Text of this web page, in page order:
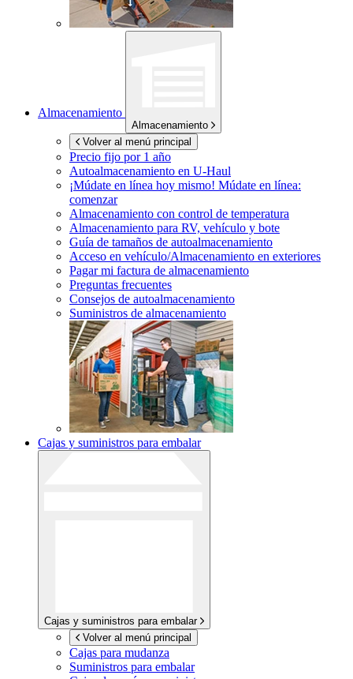
Almacenamiento
Almacenamiento
Volver al menú principal
Precio fijo por 1 año
Autoalmacenamiento en U-Haul
¡Múdate en línea hoy mismo! Múdate en línea:
comenzar
Almacenamiento con control de temperatura
Almacenamiento para RV, vehículo y bote
Guía de tamaños de autoalmacenamiento
Acceso en vehículo/Almacenamiento en exteriores
Pagar mi factura de almacenamiento
Preguntas frecuentes
Consejos de autoalmacenamiento
Suministros de almacenamiento
Cajas y suministros para embalar
Cajas y suministros para embalar
Volver al menú principal
Cajas para mudanza
Suministros para embalar